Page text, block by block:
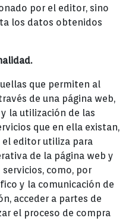
por el editor, sino
los datos obtenidos
que permiten al
de una página web,
la utilización de las
que en ella existan,
el editor utiliza para
de la página web y
como, por
y la comunicación de
acceder a partes de
el proceso de compra